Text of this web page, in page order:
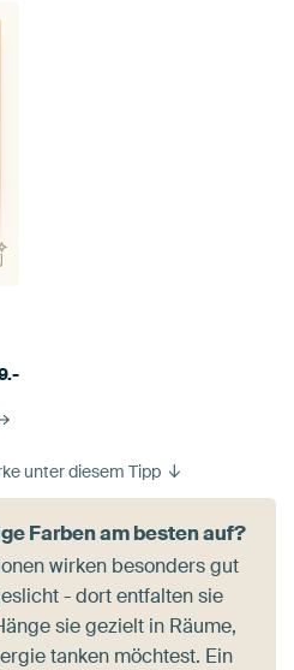
unter diesem Tipp
Farben am besten auf?
wirken besonders gut
- dort entfalten sie
sie gezielt in Räume,
tanken möchtest. Ein